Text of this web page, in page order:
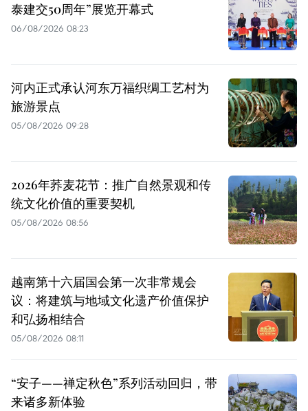
泰建交50周年”展览开幕式
06/08/2026 08:23
河内正式承认河东万福织绸工艺村为
旅游景点
05/08/2026 09:28
2026年荞麦花节：推广自然景观和传
统文化价值的重要契机
05/08/2026 08:56
越南第十六届国会第一次非常规会
议：将建筑与地域文化遗产价值保护
和弘扬相结合
05/08/2026 08:11
“安子——禅定秋色”系列活动回归，带
来诸多新体验